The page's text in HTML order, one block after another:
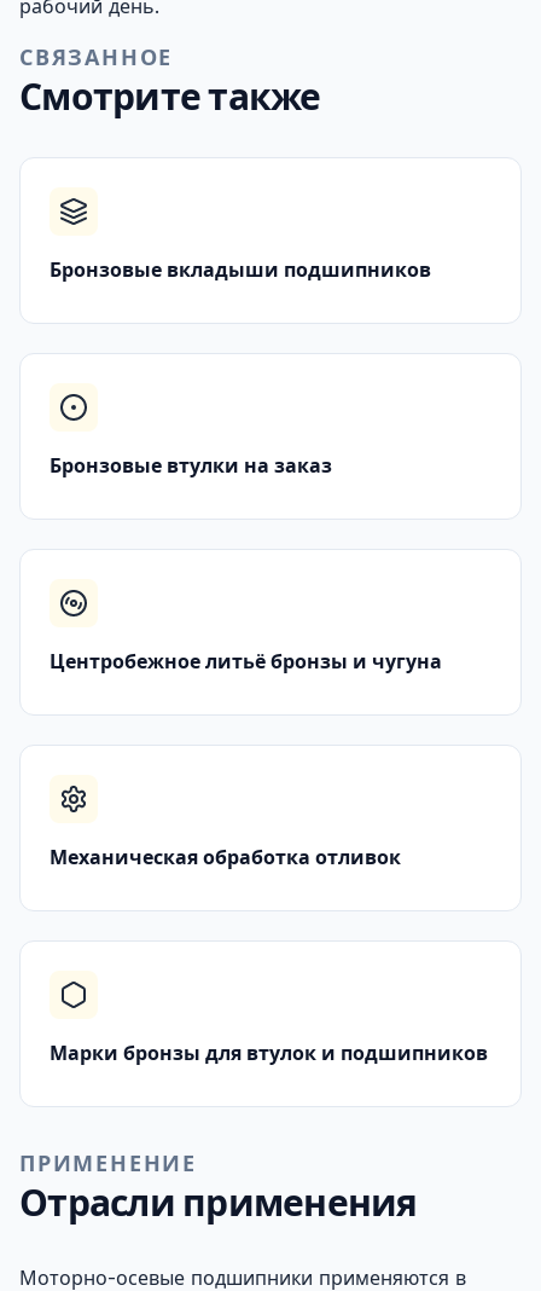
рабочий день.
СВЯЗАННОЕ
Смотрите также
Бронзовые вкладыши подшипников
Бронзовые втулки на заказ
Центробежное литьё бронзы и чугуна
Механическая обработка отливок
Марки бронзы для втулок и подшипников
ПРИМЕНЕНИЕ
Отрасли применения
Моторно-осевые подшипники применяются в